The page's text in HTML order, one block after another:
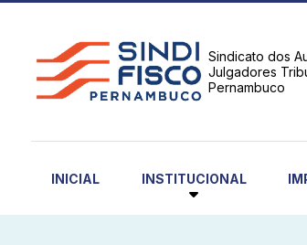
Sindicato dos
Julgadores
Pernambuco
INICIAL INSTITUCIONAL